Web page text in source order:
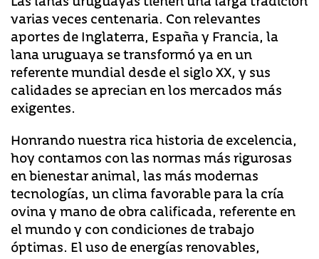
varias veces centenaria. Con relevantes
aportes de Inglaterra, España y Francia, la
lana uruguaya se transformó ya en un
referente mundial desde el siglo XX, y sus
calidades se aprecian en los mercados más
exigentes.
Honrando nuestra rica historia de excelencia,
hoy contamos con las normas más rigurosas
en bienestar animal, las más modernas
tecnologías, un clima favorable para la cría
ovina y mano de obra calificada, referente en
el mundo y con condiciones de trabajo
óptimas. El uso de energías renovables,